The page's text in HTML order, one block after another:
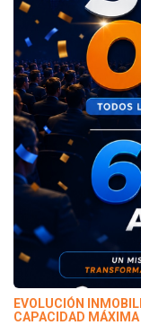
EVOLUCIÓN
CAPACIDAD MÁXIMA